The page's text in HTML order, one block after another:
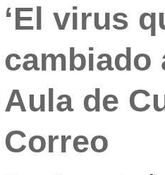
‘El virus
cambiado
Aula de
Correo